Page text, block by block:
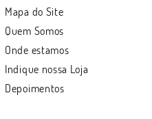
Mapa do Site
Quem Somos
Onde estamos
Indique nossa Loja
Depoimentos